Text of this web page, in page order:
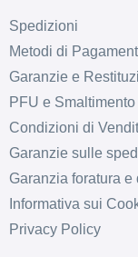
E
Spedizioni
Metodi di
Garanzie e
PFU e
Condizioni di
Garanzie sulle
Garanzia foratura
Informativa sui
Privacy Policy